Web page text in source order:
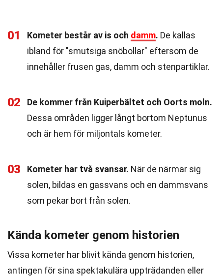
01 Kometer består av is och damm. De kallas
ibland för "smutsiga snöbollar" eftersom de
innehåller frusen gas, damm och stenpartiklar.
02
De kommer från Kuiperbältet och Oorts moln.
Dessa områden ligger långt bortom Neptunus
och är hem för miljontals kometer.
03 Kometer har två svansar. När de närmar sig
solen, bildas en gassvans och en dammsvans
som pekar bort från solen.
Kända kometer genom historien
Vissa kometer har blivit kända genom historien,
antingen för sina spektakulära uppträdanden eller